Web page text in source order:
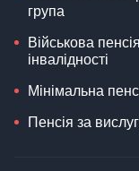
група
Військова
інвалідності
Мінімальна
Пенсія за